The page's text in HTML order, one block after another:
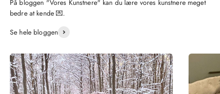
På bloggen "Vores Kunstnere" kan du lære vores kunstnere meget
bedre at kende 💌.
Se hele bloggen